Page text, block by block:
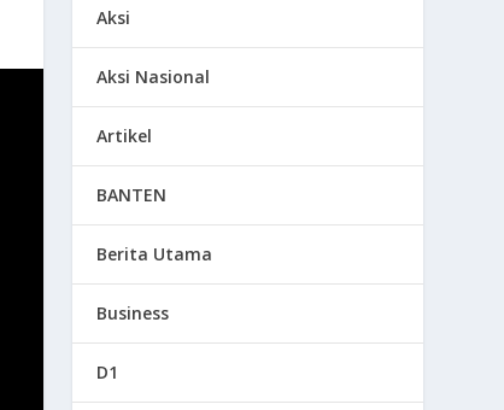
Aksi
Aksi Nasional
Artikel
BANTEN
Berita Utama
Business
D1